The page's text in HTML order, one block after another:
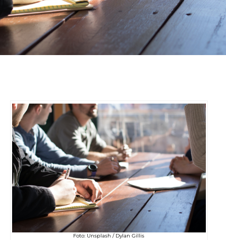
Foto: Unsplash / Dylan Gillis